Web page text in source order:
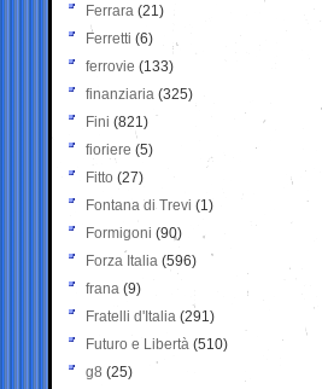
Ferrara (21)
Ferretti (6)
ferrovie (133)
finanziaria (325)
Fini (821)
fioriere (5)
Fitto (27)
Fontana di Trevi (1)
Formigoni (90)
Forza Italia (596)
frana (9)
Fratelli d'Italia (291)
Futuro e Libertà (510)
g8 (25)